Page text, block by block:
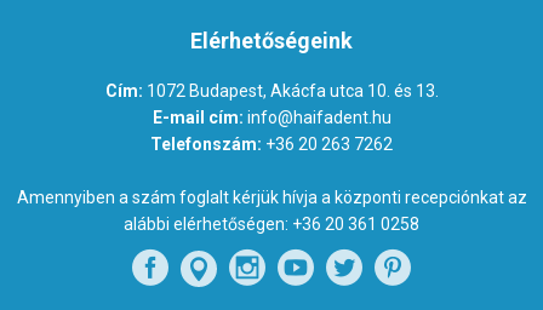
Elérhetőségeink
Cím: 1072 Budapest, Akácfa utca 10. és 13.
E-mail cím: info@haifadent.hu
Telefonszám: +36 20 263 7262
Amennyiben a szám foglalt kérjük hívja a központi recepciónkat az
alábbi elérhetőségen: +36 20 361 0258